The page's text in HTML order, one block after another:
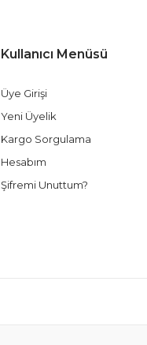
Kullanıcı Menüsü
Üye Girişi
Yeni Üyelik
Kargo Sorgulama
Hesabım
Şifremi Unuttum?